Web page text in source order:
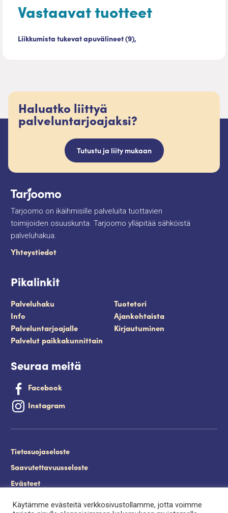
Vastaavat tuotteet
Liikkumista tukevat apuvälineet (9),
Haluatko liittyä
palveluntarjoajaksi?
Tutustu ja liity mukaan
Tarjoomo on ikäihmisille palveluita tuottavien
toimijoiden osuuskunta. Tarjoomo ylläpitää sähköistä
palveluhakua.
Yhteystiedot
Pikalinkit
Palveluhaku
Tuotetori
Info
Ajankohtaista
Palveluntarjoajalle
Kirjautuminen
Palvelut paikkakunnittain
Seuraa meitä
Facebook
Instagram
Tietosuojaseloste
Saavutettavuusseloste
Evästeet
Palveluntuottajan kirjautuminen.
Käytämme evästeitä verkkosivustollamme, jotta voimme